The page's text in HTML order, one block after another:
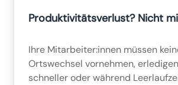
Produktivitätsverlust? Nicht
Ihre Mitarbeiter:innen müssen
Ortswechsel vornehmen,
schneller oder während